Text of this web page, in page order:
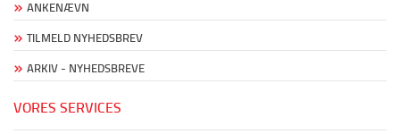
ANKENÆVN
TILMELD NYHEDSBREV
ARKIV - NYHEDSBREVE
VORES SERVICES